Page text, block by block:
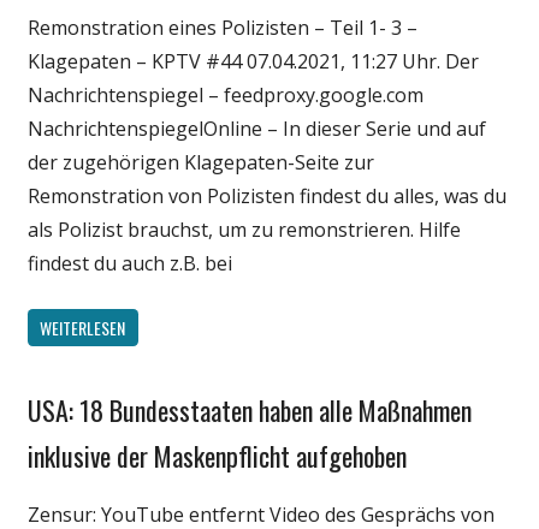
Wirtschaft
Wissenschaft
Remonstration eines Polizisten – Teil 1- 3 –
Klagepaten – KPTV #44 07.04.2021, 11:27 Uhr. Der
Nachrichtenspiegel – feedproxy.google.com
NachrichtenspiegelOnline – In dieser Serie und auf
der zugehörigen Klagepaten-Seite zur
Remonstration von Polizisten findest du alles, was du
als Polizist brauchst, um zu remonstrieren. Hilfe
findest du auch z.B. bei
WEITERLESEN
Gesellschaft
Medien
Wirtschaft
USA: 18 Bundesstaaten haben alle Maßnahmen
inklusive der Maskenpflicht aufgehoben
Zensur: YouTube entfernt Video des Gesprächs von